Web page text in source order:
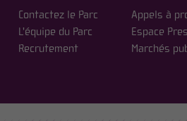
Contactez le Parc
L'équipe du Parc
Recrutement
Appels à
Espace
Marchés